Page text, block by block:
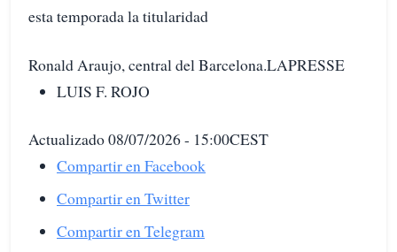
esta temporada la titularidad
Ronald Araujo, central del Barcelona.LAPRESSE
LUIS F. ROJO
Actualizado 08/07/2026 - 15:00CEST
Compartir en Facebook
Compartir en Twitter
Compartir en Telegram